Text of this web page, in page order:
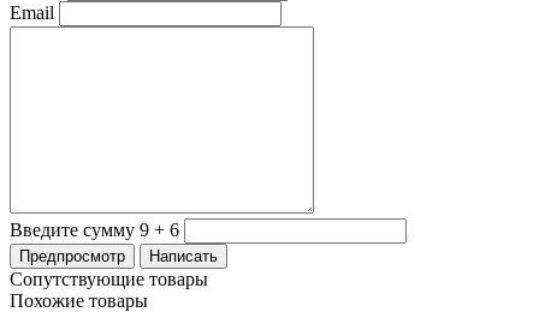
Email
Введите сумму 9 + 6
Сопутствующие товары
Похожие товары